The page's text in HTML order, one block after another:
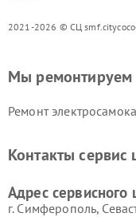
2021-2026 © СЦ
Мы ремонтируем
Ремонт
Контакты сервис
Адрес сервисного
г. Симферополь,